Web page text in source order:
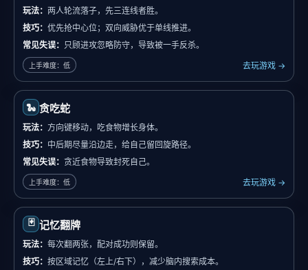
玩法： 两人轮流落子，先三连线者胜。
技巧： 优先抢中心位；双向威胁优于单线推进。
常见失误： 只顾进攻忽略防守，导致被一手反杀。
上手难度：低 去玩游戏 →
🐍 贪吃蛇
玩法： 方向键移动，吃食物增长身体。
技巧： 中后期尽量沿边走，给自己留回旋路径。
常见失误： 贪近食物导致封死自己。
上手难度：低 去玩游戏 →
🃏 记忆翻牌
玩法： 每次翻两张，配对成功则保留。
技巧： 按区域记忆（左上/右下），减少脑内搜索成本。